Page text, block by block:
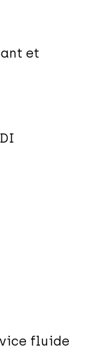
et
fluide